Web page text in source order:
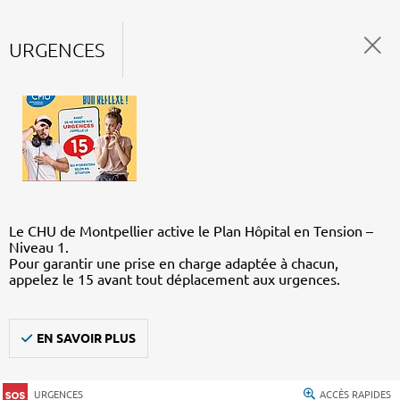
URGENCES
Le CHU de Montpellier active le Plan Hôpital en Tension –
Niveau 1.
Pour garantir une prise en charge adaptée à chacun,
appelez le 15 avant tout déplacement aux urgences.
EN SAVOIR PLUS
URGENCES ACCÈS RAPIDES